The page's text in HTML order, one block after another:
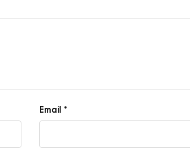
Email *